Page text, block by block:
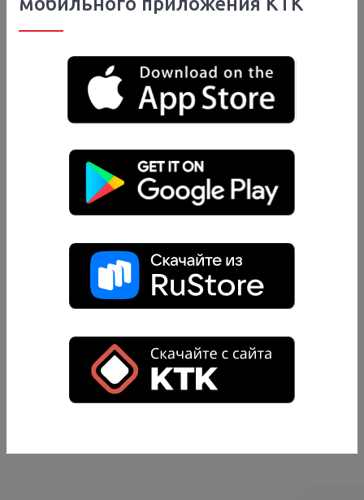
Я даю согласие наобработку персональных данных
соответствии сПолитикой конфиденциальности